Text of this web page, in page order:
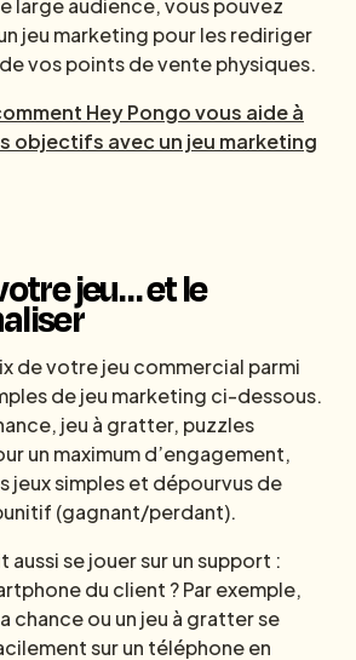
jeu marketing pour les rediriger
vos points de vente physiques.
Hey Pongo vous aide à
objectifs avec un jeu marketing
jeu… et le
de votre jeu commercial parmi
de jeu marketing ci-dessous.
jeu à gratter, puzzles
un maximum d’engagement,
jeux simples et dépourvus de
(gagnant/perdant).
se jouer sur un support :
du client ? Par exemple,
chance ou un jeu à gratter se
sur un téléphone en